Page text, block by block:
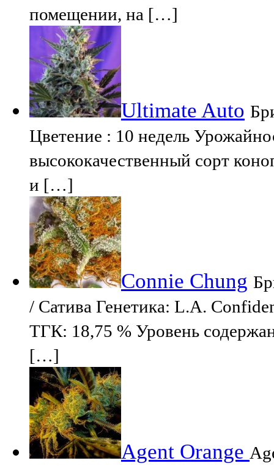
помещении, на […]
Ultimate Auto
Цветение : 10 недель
высококачественный сорт
и […]
Connie Chung
/ Сатива Генетика: L.A.
ТГК: 18,75 % Уровень
[…]
Agent Orange